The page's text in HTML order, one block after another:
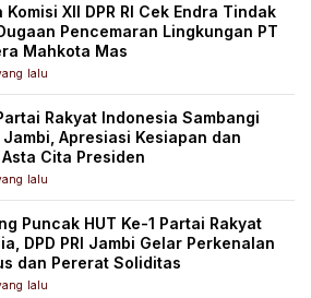
Komisi XII DPR RI Cek Endra Tindak
Pencemaran Lingkungan PT
Mahkota Mas
lalu
Rakyat Indonesia Sambangi
Jambi, Apresiasi Kesiapan dan
Cita Presiden
lalu
Puncak HUT Ke-1 Partai Rakyat
DPD PRI Jambi Gelar Perkenalan
dan Pererat Soliditas
lalu